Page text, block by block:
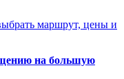
маршрут, цены и
на большую